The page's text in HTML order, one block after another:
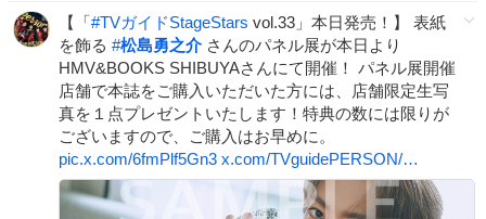
【「#TVガイドStageStars vol.33」本日発売！】 表紙
を飾る #松島勇之介さんのパネル展が本日より
HMV&BOOKS SHIBUYAさんにて開催！ パネル展開催
店舗で本誌をご購入いただいた方には、店舗限定生写
真を１点プレゼントいたします！特典の数には限りが
ございますので、ご購入はお早めに。
pic.x.com/6fmPlf5Gn3 x.com/TVguidePERSON/…